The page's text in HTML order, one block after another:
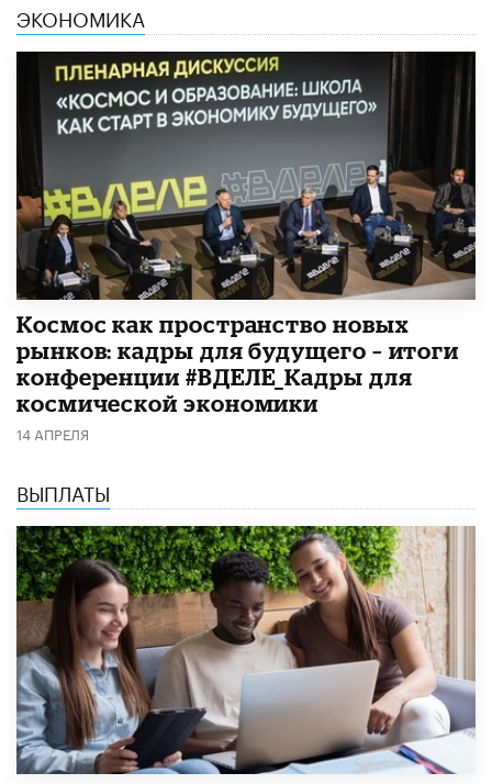
ЭКОНОМИКА
Космос как пространство новых
рынков: кадры для будущего – итоги
конференции #ВДЕЛЕ_Кадры для
космической экономики
14 АПРЕЛЯ
ВЫПЛАТЫ